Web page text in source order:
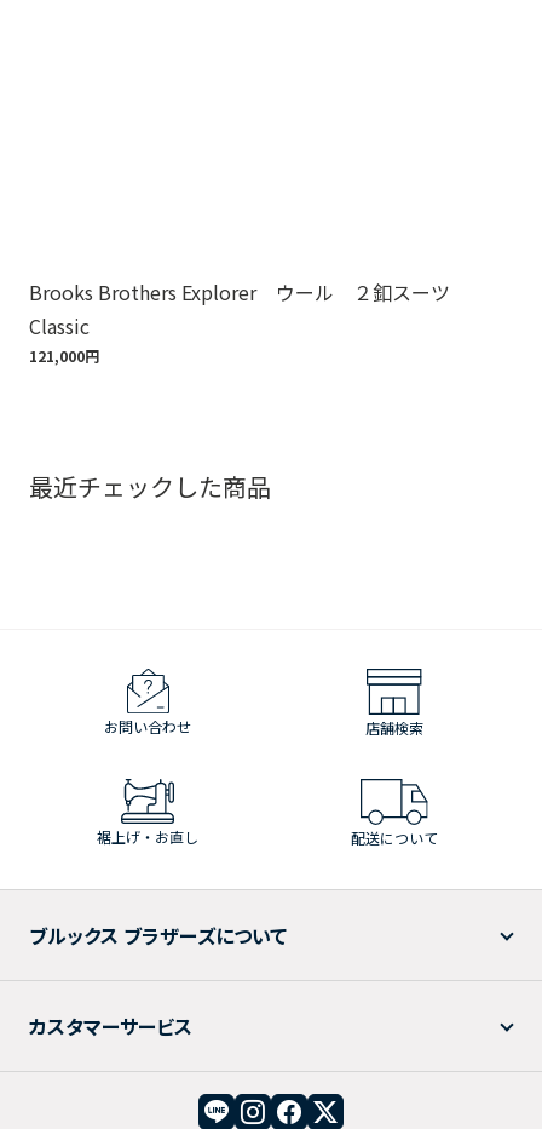
Brooks Brothers Explorer ウール ２釦スーツ
Classic
121,000円
最近チェックした商品
お問い合わせ 店舗検索
裾上げ・お直し 配送について
ブルックス ブラザーズについて
カスタマーサービス